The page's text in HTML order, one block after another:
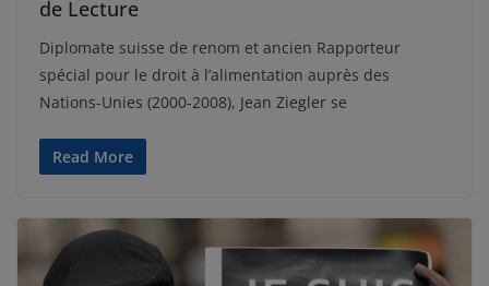
de Lecture
Diplomate suisse de renom et ancien Rapporteur
spécial pour le droit à l’alimentation auprès des
Nations-Unies (2000-2008), Jean Ziegler se
Read More